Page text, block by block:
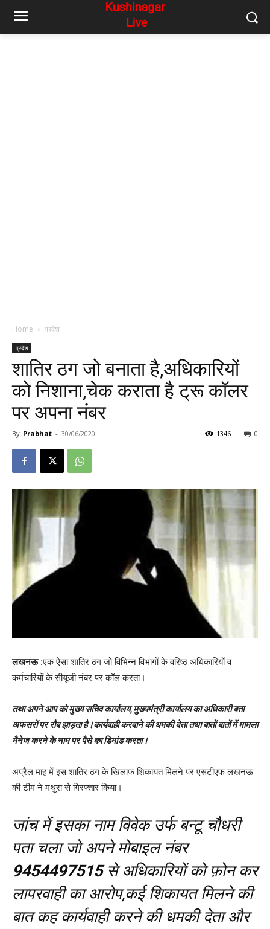
Home प्रदेश
प्रदेश
शातिर ठग जो बनाता है,अधिकारियों
को निशाना,चेक कराता है ट्रू कॉलर
पर अपना नंबर
By Prabhat - 30/06/2020 0
1346
लखनऊ:एक ऐसा शातिर ठग जो विभिन्न विभागों के वरिष्ठ अधिकारियों व
कर्मचारियों के सीयूजी नंबर पर कॉल करता।
तथा अपने आप को मुख्य सचिव कार्यालय,मुख्यमंत्री कार्यालय का अधिकारी बता
अफसरों पर रौब झाड़ता है।कार्यवाही करवाने की धमकी देता तथा बातों बातों में मामला
मैनेज करने के नाम पर पैसे का डिमांड करता।
अप्रैल माह में इस शातिर ठग के खिलाफ शिकायत मिलने पर एसटीएफ लखनऊ
की टीम ने मथुरा से गिरफ्तार किया।
जांच में इसका नाम विवेक उर्फ बन्टू चौधरी
पता चला जो अपने मोबाइल नंबर
9454497515से अधिकारियों को फ़ोन कर
लापरवाही का आरोप,कई शिकायत मिलने की
बात कह कार्यवाही करने की धमकी देता और